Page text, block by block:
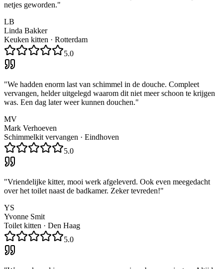
netjes geworden."
LB
Linda Bakker
Keuken kitten · Rotterdam
5.0
"We hadden enorm last van schimmel in de douche. Compleet
vervangen, helder uitgelegd waarom dit niet meer schoon te krijgen
was. Een dag later weer kunnen douchen."
MV
Mark Verhoeven
Schimmelkit vervangen · Eindhoven
5.0
"Vriendelijke kitter, mooi werk afgeleverd. Ook even meegedacht
over het toilet naast de badkamer. Zeker tevreden!"
YS
Yvonne Smit
Toilet kitten · Den Haag
5.0